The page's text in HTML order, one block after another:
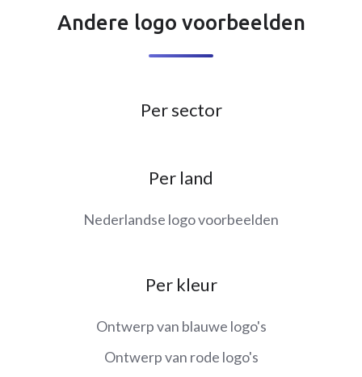
Andere logo voorbeelden
Per sector
Per land
Nederlandse logo voorbeelden
Per kleur
Ontwerp van blauwe logo's
Ontwerp van rode logo's